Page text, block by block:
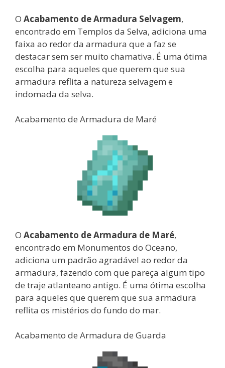
O Acabamento de Armadura Selvagem,
encontrado em Templos da Selva, adiciona uma
faixa ao redor da armadura que a faz se
destacar sem ser muito chamativa. É uma ótima
escolha para aqueles que querem que sua
armadura reflita a natureza selvagem e
indomada da selva.
Acabamento de Armadura de Maré
O Acabamento de Armadura de Maré,
encontrado em Monumentos do Oceano,
adiciona um padrão agradável ao redor da
armadura, fazendo com que pareça algum tipo
de traje atlanteano antigo. É uma ótima escolha
para aqueles que querem que sua armadura
reflita os mistérios do fundo do mar.
Acabamento de Armadura de Guarda